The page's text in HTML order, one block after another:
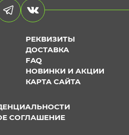
РЕКВИЗИТЫ
ДОСТАВКА
FAQ
НОВИНКИ И АКЦИИ
КАРТА САЙТА
СОГЛАШЕНИЕ